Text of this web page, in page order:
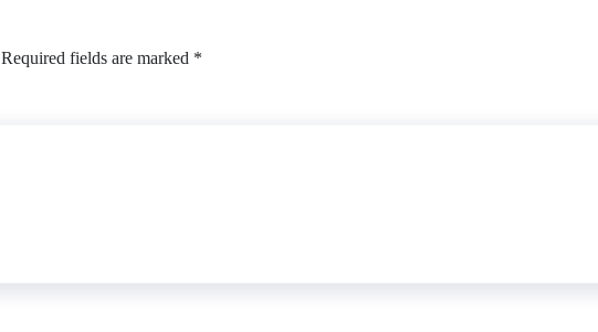
Required fields are marked *